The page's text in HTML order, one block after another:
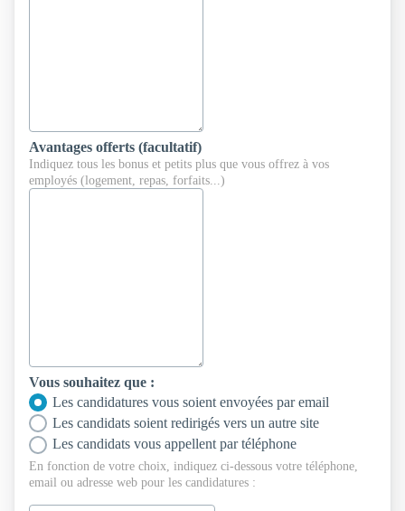
Avantages offerts (facultatif)
Indiquez tous les bonus et petits plus que vous offrez à vos
employés (logement, repas, forfaits...)
Vous souhaitez que :
Les candidatures vous soient envoyées par email
Les candidats soient redirigés vers un autre site
Les candidats vous appellent par téléphone
En fonction de votre choix, indiquez ci-dessous votre téléphone,
email ou adresse web pour les candidatures :